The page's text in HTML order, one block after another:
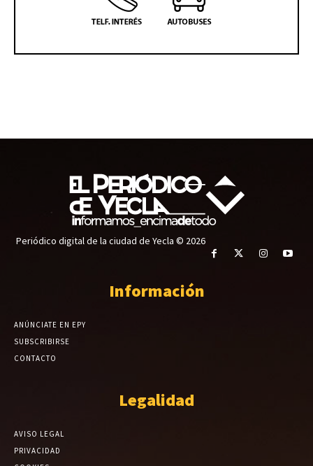
Periódico digital de la ciudad de Yecla © 2026
Información
ANÚNCIATE EN EPY
SUBSCRIBIRSE
CONTACTO
Legalidad
AVISO LEGAL
PRIVACIDAD